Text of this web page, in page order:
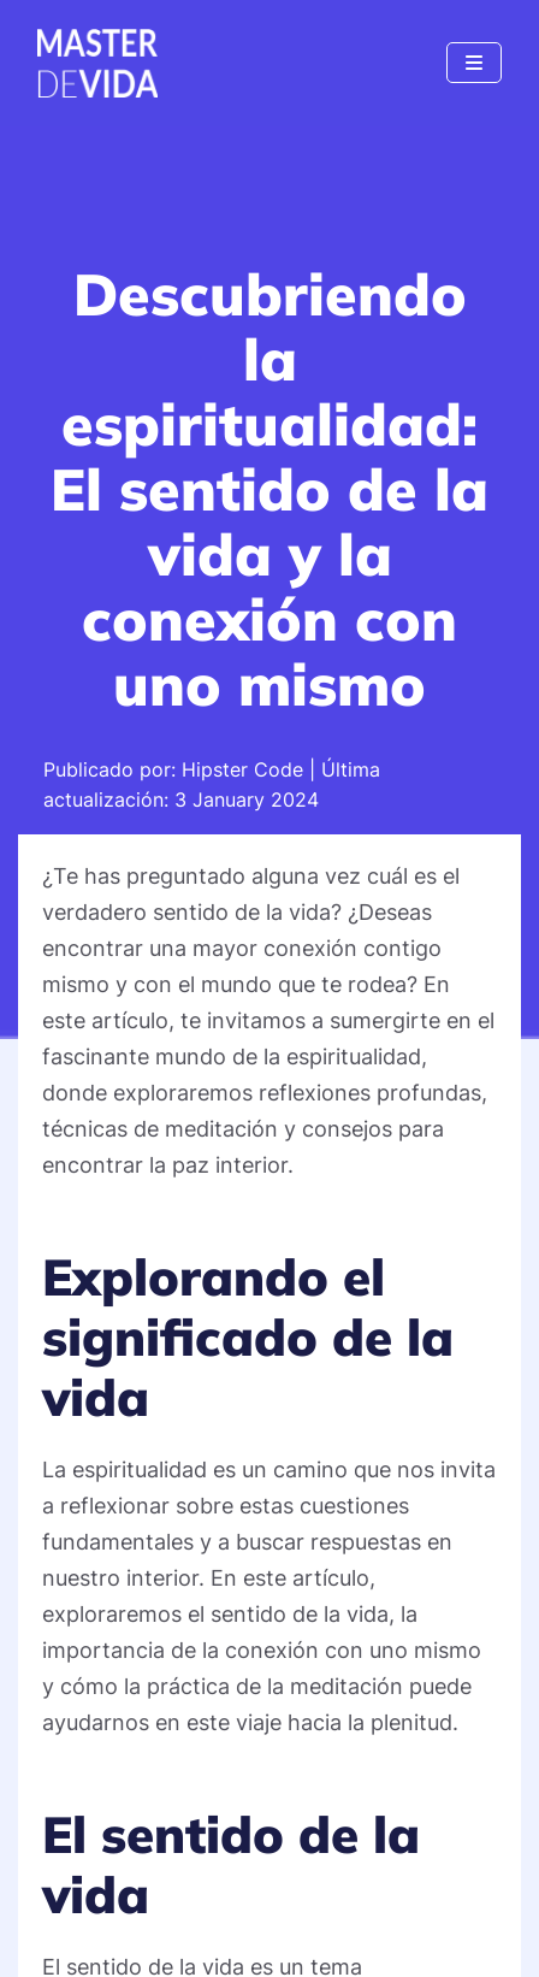
Descubriendo
la
espiritualidad:
El sentido de la
vida y la
conexión con
uno mismo
Publicado por: Hipster Code | Última
actualización: 3 January 2024
¿Te has preguntado alguna vez cuál es el
verdadero sentido de la vida? ¿Deseas
encontrar una mayor conexión contigo
mismo y con el mundo que te rodea? En
este artículo, te invitamos a sumergirte en el
fascinante mundo de la espiritualidad,
donde exploraremos reflexiones profundas,
técnicas de meditación y consejos para
encontrar la paz interior.
Explorando el
significado de la
vida
La espiritualidad es un camino que nos invita
a reflexionar sobre estas cuestiones
fundamentales y a buscar respuestas en
nuestro interior. En este artículo,
exploraremos el sentido de la vida, la
importancia de la conexión con uno mismo
y cómo la práctica de la meditación puede
ayudarnos en este viaje hacia la plenitud.
El sentido de la
vida
El sentido de la vida es un tema